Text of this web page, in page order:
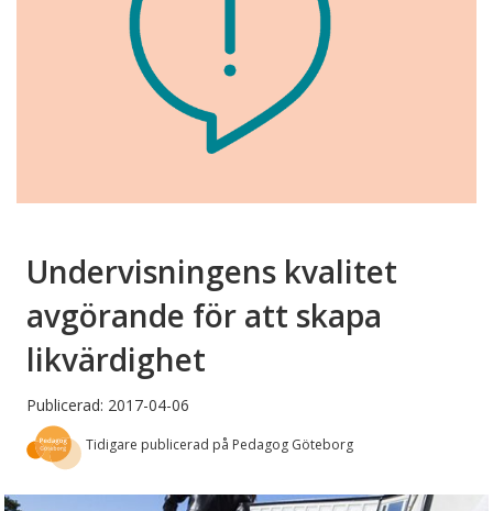
Undervisningens kvalitet
avgörande för att skapa
likvärdighet
Publicerad: 2017-04-06
Tidigare publicerad på Pedagog Göteborg